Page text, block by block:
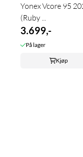
Yonex Vcore 95
(Ruby ...
3.699,-
På lager
Kjøp